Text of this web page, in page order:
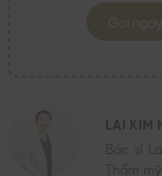
LAI KIM
Bác sĩ
Thẩm